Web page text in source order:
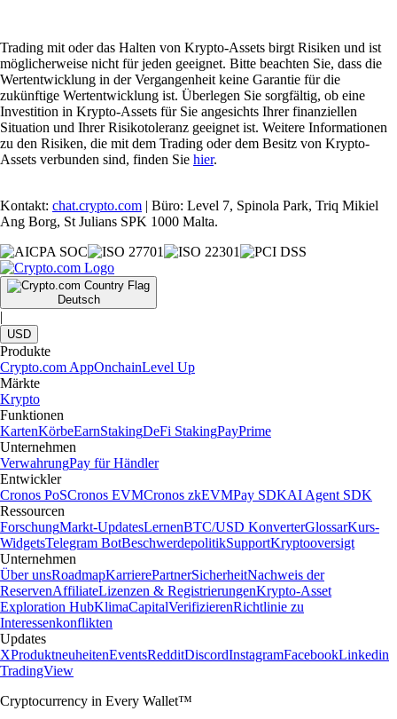
Trading mit oder das Halten von Krypto-Assets birgt Risiken und ist
möglicherweise nicht für jeden geeignet. Bitte beachten Sie, dass die
Wertentwicklung in der Vergangenheit keine Garantie für die
zukünftige Wertentwicklung ist. Überlegen Sie sorgfältig, ob eine
Investition in Krypto-Assets für Sie angesichts Ihrer finanziellen
Situation und Ihrer Risikotoleranz geeignet ist. Weitere Informationen
zu den Risiken, die mit dem Trading oder dem Besitz von Krypto-
Assets verbunden sind, finden Sie hier.
Kontakt: chat.crypto.com | Büro: Level 7, Spinola Park, Triq Mikiel
Ang Borg, St Julians SPK 1000 Malta.
Deutsch
|
USD
Produkte
Crypto.com AppOnchainLevel Up
Märkte
Krypto
Funktionen
KartenKörbeEarnStakingDeFi StakingPayPrime
Unternehmen
VerwahrungPay für Händler
Entwickler
Cronos PoSCronos EVMCronos zkEVMPay SDKAI Agent SDK
Ressourcen
ForschungMarkt-UpdatesLernenBTC/USD KonverterGlossarKurs-
WidgetsTelegram BotBeschwerdepolitikSupportKryptooversigt
Unternehmen
Über unsRoadmapKarrierePartnerSicherheitNachweis der
ReservenAffiliateLizenzen & RegistrierungenKrypto-Asset
Exploration HubKlimaCapitalVerifizierenRichtlinie zu
Interessenkonflikten
Updates
XProduktneuheitenEventsRedditDiscordInstagramFacebookLinkedin
TradingView
Cryptocurrency in Every Wallet™